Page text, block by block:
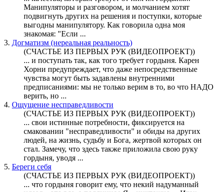
Манипуляторы и разговором, и молчанием хотят
подвигнуть других на решения и поступки, которые
выгодны манипулятору. Как говорила одна моя
знакомая: "Если ...
3. Догматизм (нереальная реальность)
(СЧАСТЬЕ ИЗ ПЕРВЫХ РУК (ВИДЕОПРОЕКТ))
... и поступать так, как того требует гордыня. Карен
Хорни предупреждает, что даже непосредственные
чувства могут быть задавлены внутренними
предписаниями: мы не только верим в то, во что НАДО
верить, но ...
4. Ощущение несправедливости
(СЧАСТЬЕ ИЗ ПЕРВЫХ РУК (ВИДЕОПРОЕКТ))
... свои истинные потребности, фиксируется на
смаковании "несправедливости" и обиды на других
людей, на жизнь, судьбу и Бога, жертвой которых он
стал. Замечу, что здесь также приложила свою руку
гордыня, уводя ...
5. Береги себя
(СЧАСТЬЕ ИЗ ПЕРВЫХ РУК (ВИДЕОПРОЕКТ))
... что гордыня говорит ему, что некий надуманный